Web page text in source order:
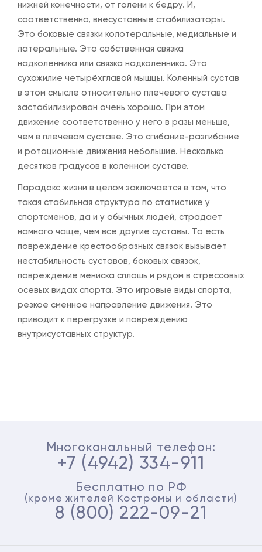
нижней конечности, от голени к бедру. И,
соответственно, внесуставные стабилизаторы.
Это боковые связки колотеральные, медиальные и
латеральные. Это собственная связка
надколенника или связка надколенника. Это
сухожилие четырёхглавой мышцы. Коленный сустав
в этом смысле относительно плечевого сустава
застабилизирован очень хорошо. При этом
движение соответственно у него в разы меньше,
чем в плечевом суставе. Это сгибание-разгибание
и ротационные движения небольшие. Несколько
десятков градусов в коленном суставе.
Парадокс жизни в целом заключается в том, что
такая стабильная структура по статистике у
спортсменов, да и у обычных людей, страдает
намного чаще, чем все другие суставы. То есть
повреждение крестообразных связок вызывает
нестабильность суставов, боковых связок,
повреждение мениска сплошь и рядом в стрессовых
осевых видах спорта. Это игровые виды спорта,
резкое сменное направление движения. Это
приводит к перегрузке и повреждению
внутрисуставных структур.
Многоканальный телефон:
+7 (4942) 334-911
Бесплатно по РФ
(кроме жителей Костромы и области)
8 (800) 222-09-21